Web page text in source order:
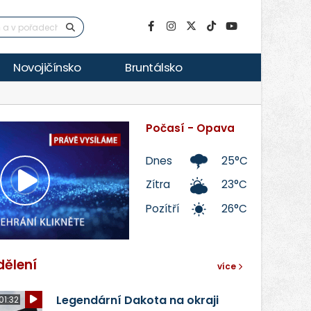
Novojičínsko Bruntálsko
Přehrát
video
Počasí - Opava
Dnes
25°C
Zítra
23°C
Pozítří
26°C
více
Legendární Dakota na okraji